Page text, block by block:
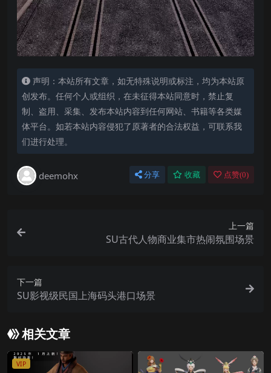
声明：本站所有文章，如无特殊说明或标注，均为本站原
创发布。任何个人或组织，在未征得本站同意时，禁止复
制、盗用、采集、发布本站内容到任何网站、书籍等各类媒
体平台。如若本站内容侵犯了原著者的合法权益，可联系我
们进行处理。
deemohx 分享 收藏 点赞(0)
上一篇
SU古代人物商业集市热闹氛围场景
下一篇
SU影视级民国上海码头港口场景
相关文章
VIP